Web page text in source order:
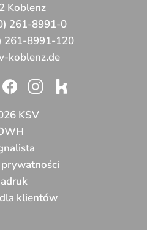
Koblenz
261-8991-0
261-8991-120
koblenz.de
KSV
klientów